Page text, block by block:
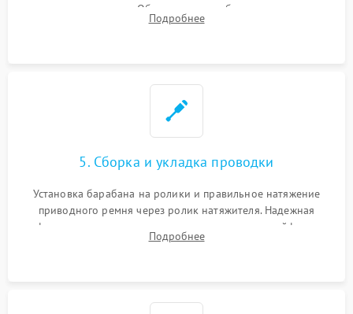
термодатчиков. Обязательная глубокая очистка
конденсатора, крыльчатки вентилятора и воздуховодов от
Подробнее
5. Сборка и укладка проводки
Установка барабана на ролики и правильное натяжение
приводного ремня через ролик натяжителя. Надежная
фиксация всех узлов, подключение клемм и шлейфов к
модулю управления. Монтаж корпусных панелей, люка и
Подробнее